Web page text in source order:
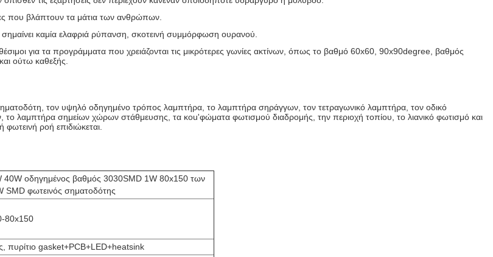
που βλάπτουν τα μάτια των ανθρώπων.
καμία ελαφριά ρύπανση, σκοτεινή συμμόρφωση ουρανού.
για τα προγράμματα που χρειάζονται τις μικρότερες γωνίες ακτίνων, όπως το βαθμό 60x60, 90x90degree, βαθμός
ούτω καθεξής
τον υψηλό οδηγημένο τρόπος λαμπτήρα, το λαμπτήρα σηράγγων, τον τετραγωνικό λαμπτήρα, τον οδικό
λαμπτήρα σημείων χώρων στάθμευσης, τα κοu'φώματα φωτισμού διαδρομής, την περιοχή τοπίου, το λιανικό φωτισμό και
ροή επιδιώκεται.
40W οδηγημένος βαθμός 3030SMD 1W 80x150 των
SMD φωτεινός σηματοδότης
80x150
πυρίτιο gasket+PCB+LED+heatsink